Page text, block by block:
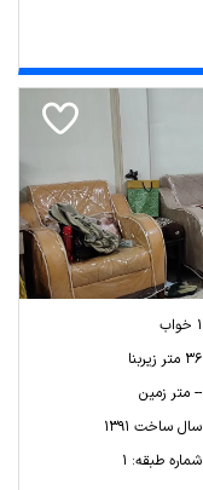
1 خواب
36 متر زیربنا
-- متر زمین
سال ساخت 1391
شماره طبقه: 1